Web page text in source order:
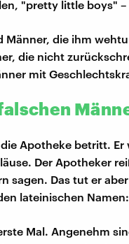
"pretty little boys" –
Männer, die ihm
die nicht
mit
die Apotheke betritt.
Der Apotheker
sagen. Das tut er
lateinischen
Mal. Angenehm